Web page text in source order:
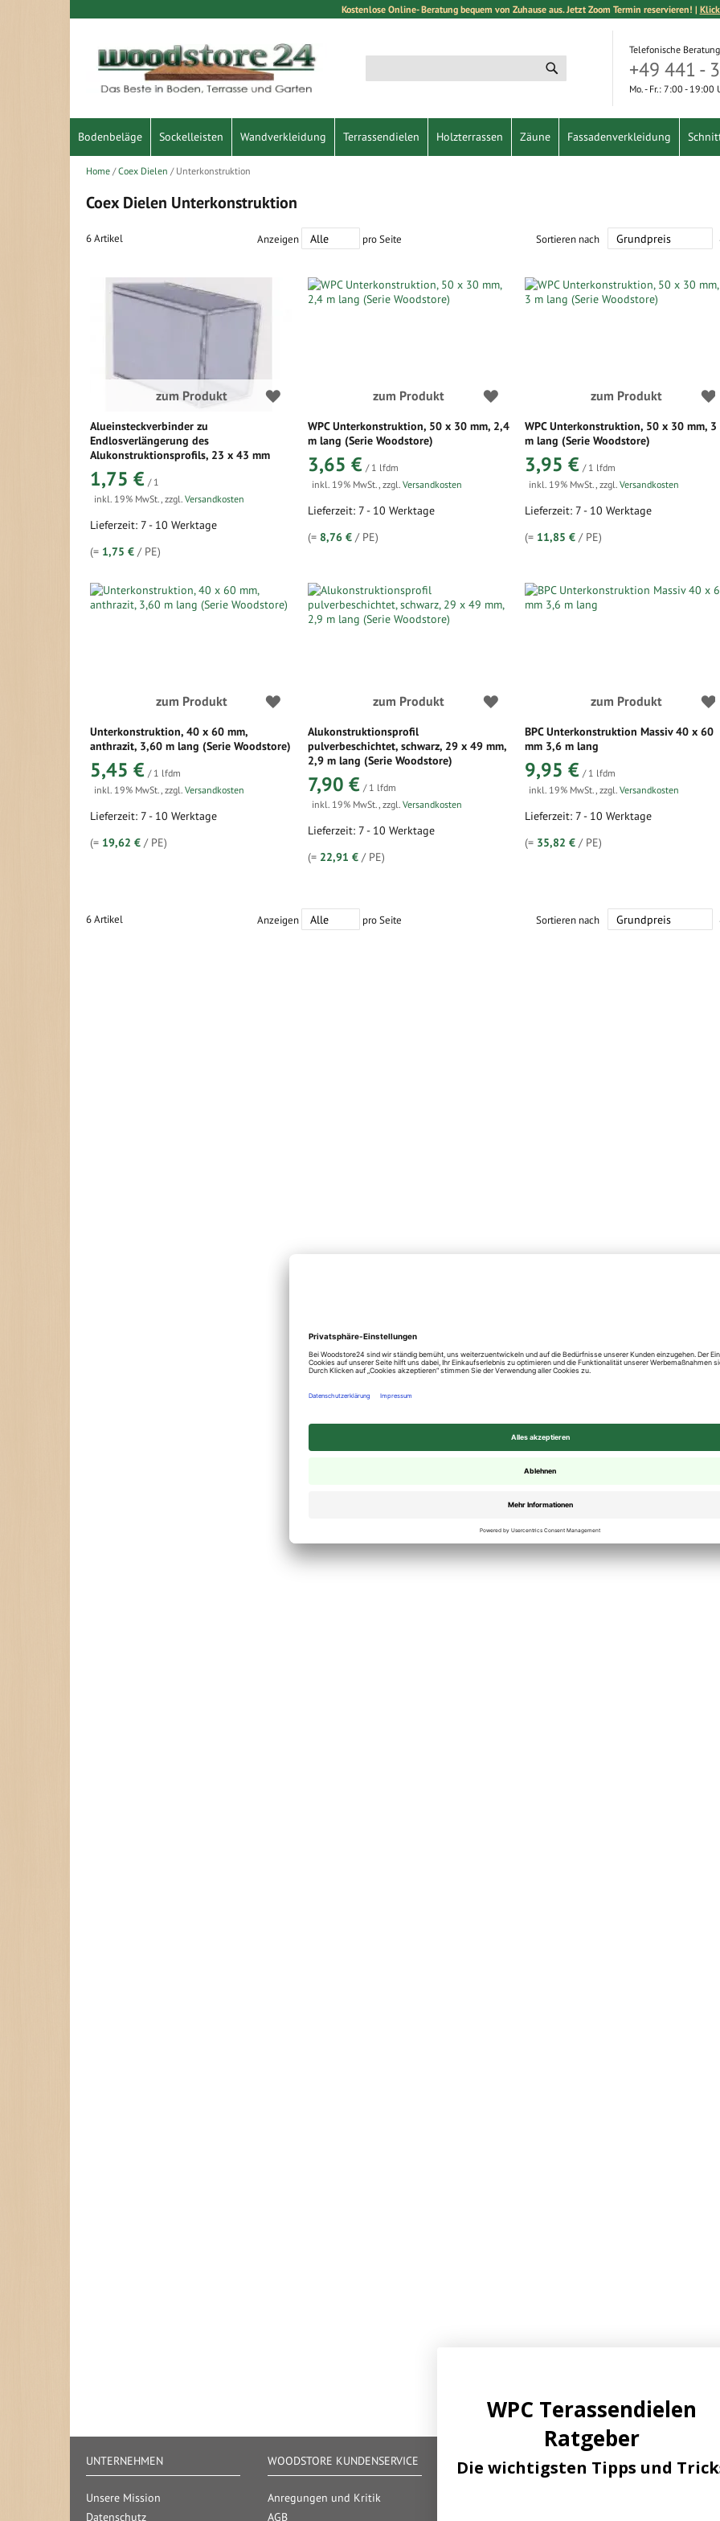
Kostenlose Online- Beratung bequem von Zuhause aus. Jetzt Zoom Termin reservieren! |
Inhalt
Suche
Telefonische
+49 441 -
Mo. - Fr.: 7:00 - 19:00
Bodenbeläge Sockelleisten Wandverkleidung Terrassendielen Holzterrassen Zäune Fassadenverkleidung
Home Coex Dielen Unterkonstruktion
Coex Dielen Unterkonstruktion
6Artikel Anzeigen pro Seite Sortieren nach
zum Produkt
Alueinsteckverbinder zu
Endlosverlängerung des
Alukonstruktionsprofils, 23 x 43 mm
1,75 € / 1
inkl. 19% MwSt., zzgl. Versandkosten
Lieferzeit: 7 - 10 Werktage
(= 1,75 € / PE)
zum Produkt
WPC Unterkonstruktion, 50 x 30 mm, 2,4
m lang (Serie Woodstore)
3,65 € / 1 lfdm
inkl. 19% MwSt., zzgl. Versandkosten
Lieferzeit: 7 - 10 Werktage
(= 8,76 €/ PE)
zum Produkt
WPC Unterkonstruktion, 50 x 30 mm, 3
m lang (Serie Woodstore)
3,95 € / 1 lfdm
inkl. 19% MwSt.,zzgl.Versandkosten
Lieferzeit: 7 - 10 Werktage
(= 11,85 € / PE)
zum Produkt
Unterkonstruktion, 40 x 60 mm,
anthrazit, 3,60 m lang (Serie Woodstore)
5,45 € / 1 lfdm
inkl. 19% MwSt., zzgl. Versandkosten
Lieferzeit: 7 - 10 Werktage
(= 19,62 € / PE)
zum Produkt
Alukonstruktionsprofil
pulverbeschichtet, schwarz, 29 x 49 mm,
2,9 m lang (Serie Woodstore)
7,90 € / 1 lfdm
inkl. 19% MwSt., zzgl. Versandkosten
Lieferzeit: 7 - 10 Werktage
(= 22,91 €/ PE)
zum Produkt
BPC Unterkonstruktion Massiv 40 x 60
mm 3,6 m lang
9,95 € / 1 lfdm
inkl. 19% MwSt.,zzgl.Versandkosten
Lieferzeit: 7 - 10 Werktage
(= 35,82 € / PE)
6Artikel Anzeigen pro Seite Sortieren nach
UNTERNEHMEN
Unsere Mission
Datenschutz
WOODSTORE KUNDENSERVICE
Anregungen und Kritik
AGB
IHRE VORTEILE
WPC Terassendielen
Ratgeber
Die wichtigsten Tipps und